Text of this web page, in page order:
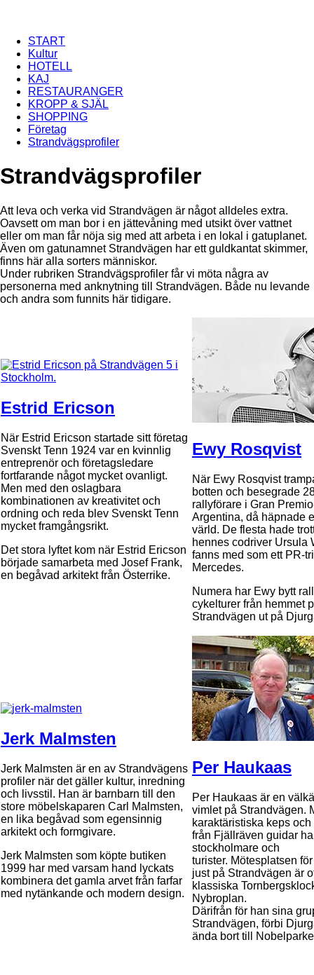
START
Kultur
HOTELL
KAJ
RESTAURANGER
KROPP & SJÄL
SHOPPING
Företag
Strandvägsprofiler
Strandvägsprofiler
Att leva och verka vid Strandvägen är något alldeles extra.
Oavsett om man bor i en jättevåning med utsikt över vattnet
eller om man får nöja sig med att arbeta i en lokal i gatuplanet.
Även om gatunamnet Strandvägen har ett guldkantat skimmer,
finns här alla sorters människor.
Under rubriken Strandvägsprofiler får vi möta några av
personerna med anknytning till Strandvägen. Både nu levande
och andra som funnits här tidigare.
Estrid Ericson
När Estrid Ericson startade sitt företag
Svenskt Tenn 1924 var en kvinnlig
entreprenör och företagsledare
fortfarande något mycket ovanligt.
Men med den oslagbara
kombinationen av kreativitet och
ordning och reda blev Svenskt Tenn
mycket framgångsrikt.
Det stora lyftet kom när Estrid Ericson
började samarbeta med Josef Frank,
en begåvad arkitekt från Österrike.
Ewy Rosqvist
När Ewy Rosqvist
botten och besegrade
rallyförare i Gran
Argentina, då häpnade
värld. De flesta hade
hennes codriver Ursula
fanns med som ett PR-
Mercedes.
Numera har Ewy bytt
cykelturer från hemmet
Strandvägen ut på
Jerk Malmsten
Jerk Malmsten är en av Strandvägens
profiler när det gäller kultur, inredning
och livsstil. Han är barnbarn till den
store möbelskaparen Carl Malmsten,
en lika begåvad som egensinnig
arkitekt och formgivare.
Jerk Malmsten som köpte butiken
1999 har med varsam hand lyckats
kombinera det gamla arvet från farfar
med nytänkande och modern design.
Per Haukaas
Per Haukaas är en
vimlet på Strandvägen.
karaktäristiska keps
från Fjällräven guidar
stockholmare och
turister. Mötesplatsen
just på Strandvägen är
klassiska
Nybroplan.
Därifrån för han sina
Strandvägen, förbi
ända bort till